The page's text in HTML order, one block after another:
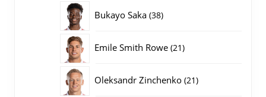
Bukayo Saka 3838
Emile Smith Rowe 2121
Oleksandr Zinchenko 2121